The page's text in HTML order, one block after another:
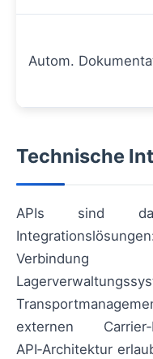
Autom.
Technische
APIs sind
Verbindung
externen
API‑Architektur